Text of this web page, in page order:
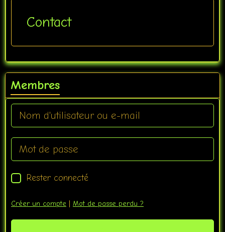
Contact
Membres
Rester connecté
Créer un compte | Mot de passe perdu ?